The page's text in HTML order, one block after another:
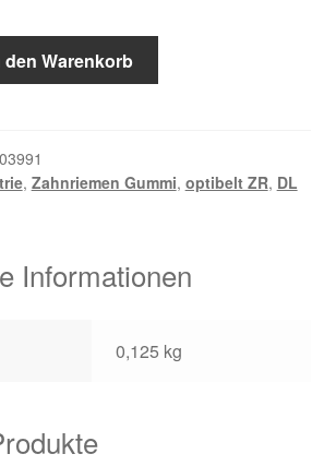
den Warenkorb
, Zahnriemen Gummi, optibelt ZR, DL
Informationen
0,125 kg